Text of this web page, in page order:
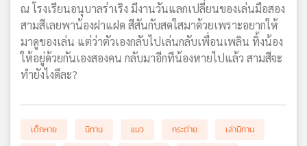
แผนที่
วิทยุ
เครือ
ข่าย
ณ โรงเรียนอนุบาลร่าเริง มีงานวันแลกเปลี่ยนของเล่นมือสอง
สามสีเลยพาน้องฝาแฝด สีสันกับสดใสมาด้วยเพราะอยากให้
มาดูของเล่น แต่ว่าตัวเองกลับไปเล่นกลับเพื่อนเพลิน ทิ้งน้อง
ให้อยู่ด้วยกันเองสองคน กลับมาอีกทีน้องหายไปแล้ว สามสีจะ
ทำยังไงดีละ?
เด็กหาย นิทาน แมว กระต่าย
เล่านิทาน